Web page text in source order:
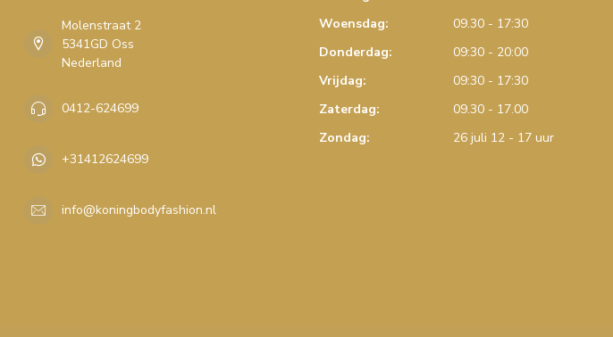
Molenstraat 2
5341GD Oss
Nederland
0412-624699
+31412624699
info@koningbodyfashion.nl
Woensdag:
09.30 - 17:30
Donderdag:
09:30 - 20:00
Vrijdag:
09:30 - 17:30
Zaterdag:
09.30 - 17.00
Zondag:
26 juli 12 - 17 uur